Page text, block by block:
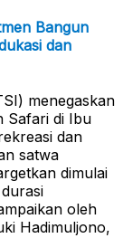
Bangun
dan
menegaskan
Safari di Ibu
dan
satwa
dimulai
oleh
Hadimuljono,